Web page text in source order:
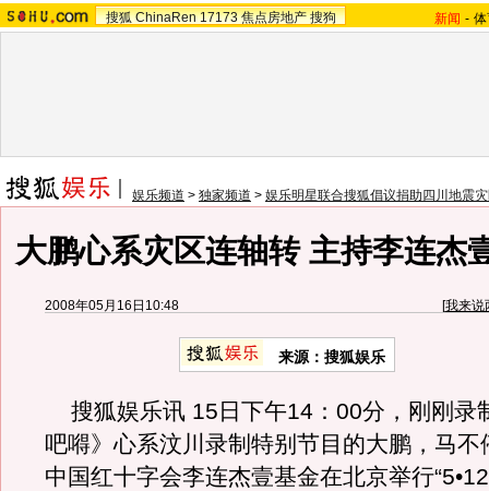
搜狐 ChinaRen 17173 焦点房地产 搜狗 新闻 -
娱乐频道 > 独家频道 > 娱乐明星联合搜狐倡议捐助四川地震
大鹏心系灾区连轴转 主持李连杰
2008年05月16日10:48 [我来说
来源：搜狐娱乐
搜狐娱乐讯 15日下午14：00分，刚刚录
吧嘚》心系汶川录制特别节目的大鹏，马不
中国红十字会李连杰壹基金在北京举行